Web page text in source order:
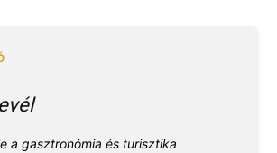
a gasztronómia és turisztika